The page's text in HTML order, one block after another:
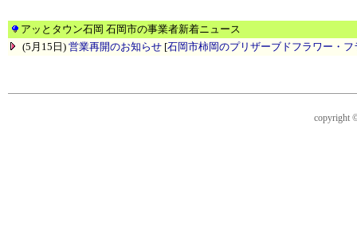
アッとタウン石岡 石岡市の事業者新着ニュース
(5月15日) 営業再開のお知らせ [石岡市柿岡のプリザーブドフラワー・フ
copyright